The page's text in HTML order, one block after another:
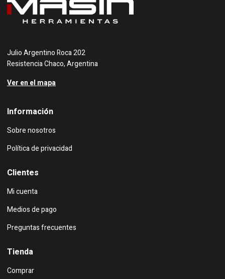
Julio Argentino Roca 202
Resistencia Chaco, Argentina
Ver en el mapa
Información
Sobre nosotros
Política de privacidad
Clientes
Mi cuenta
Medios de pago
Preguntas frecuentes
Tienda
Comprar